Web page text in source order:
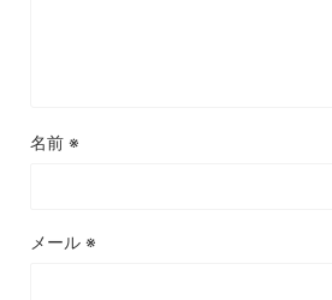
名前 ※
メール ※